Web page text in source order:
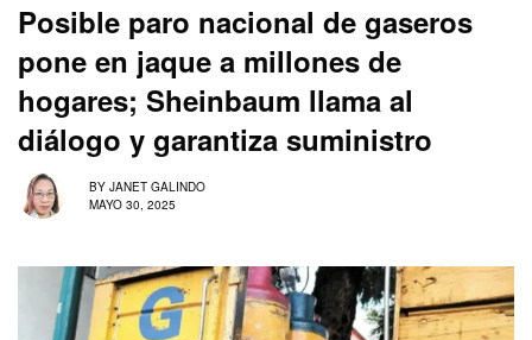
Posible paro nacional de gaseros
pone en jaque a millones de
hogares; Sheinbaum llama al
diálogo y garantiza suministro
BY JANET GALINDO
MAYO 30, 2025